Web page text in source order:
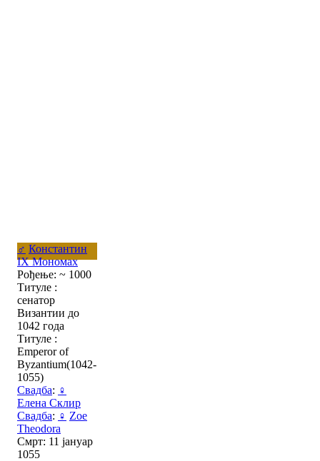
♂ Константин
IX Мономах
Рођење: ~ 1000
Титуле :
сенатор
Византии до
1042 года
Титуле :
Emperor of
Byzantium(1042-
1055)
Свадба: ♀
Елена Склир
Свадба: ♀ Zoe
Theodora
Смрт: 11 јануар
1055